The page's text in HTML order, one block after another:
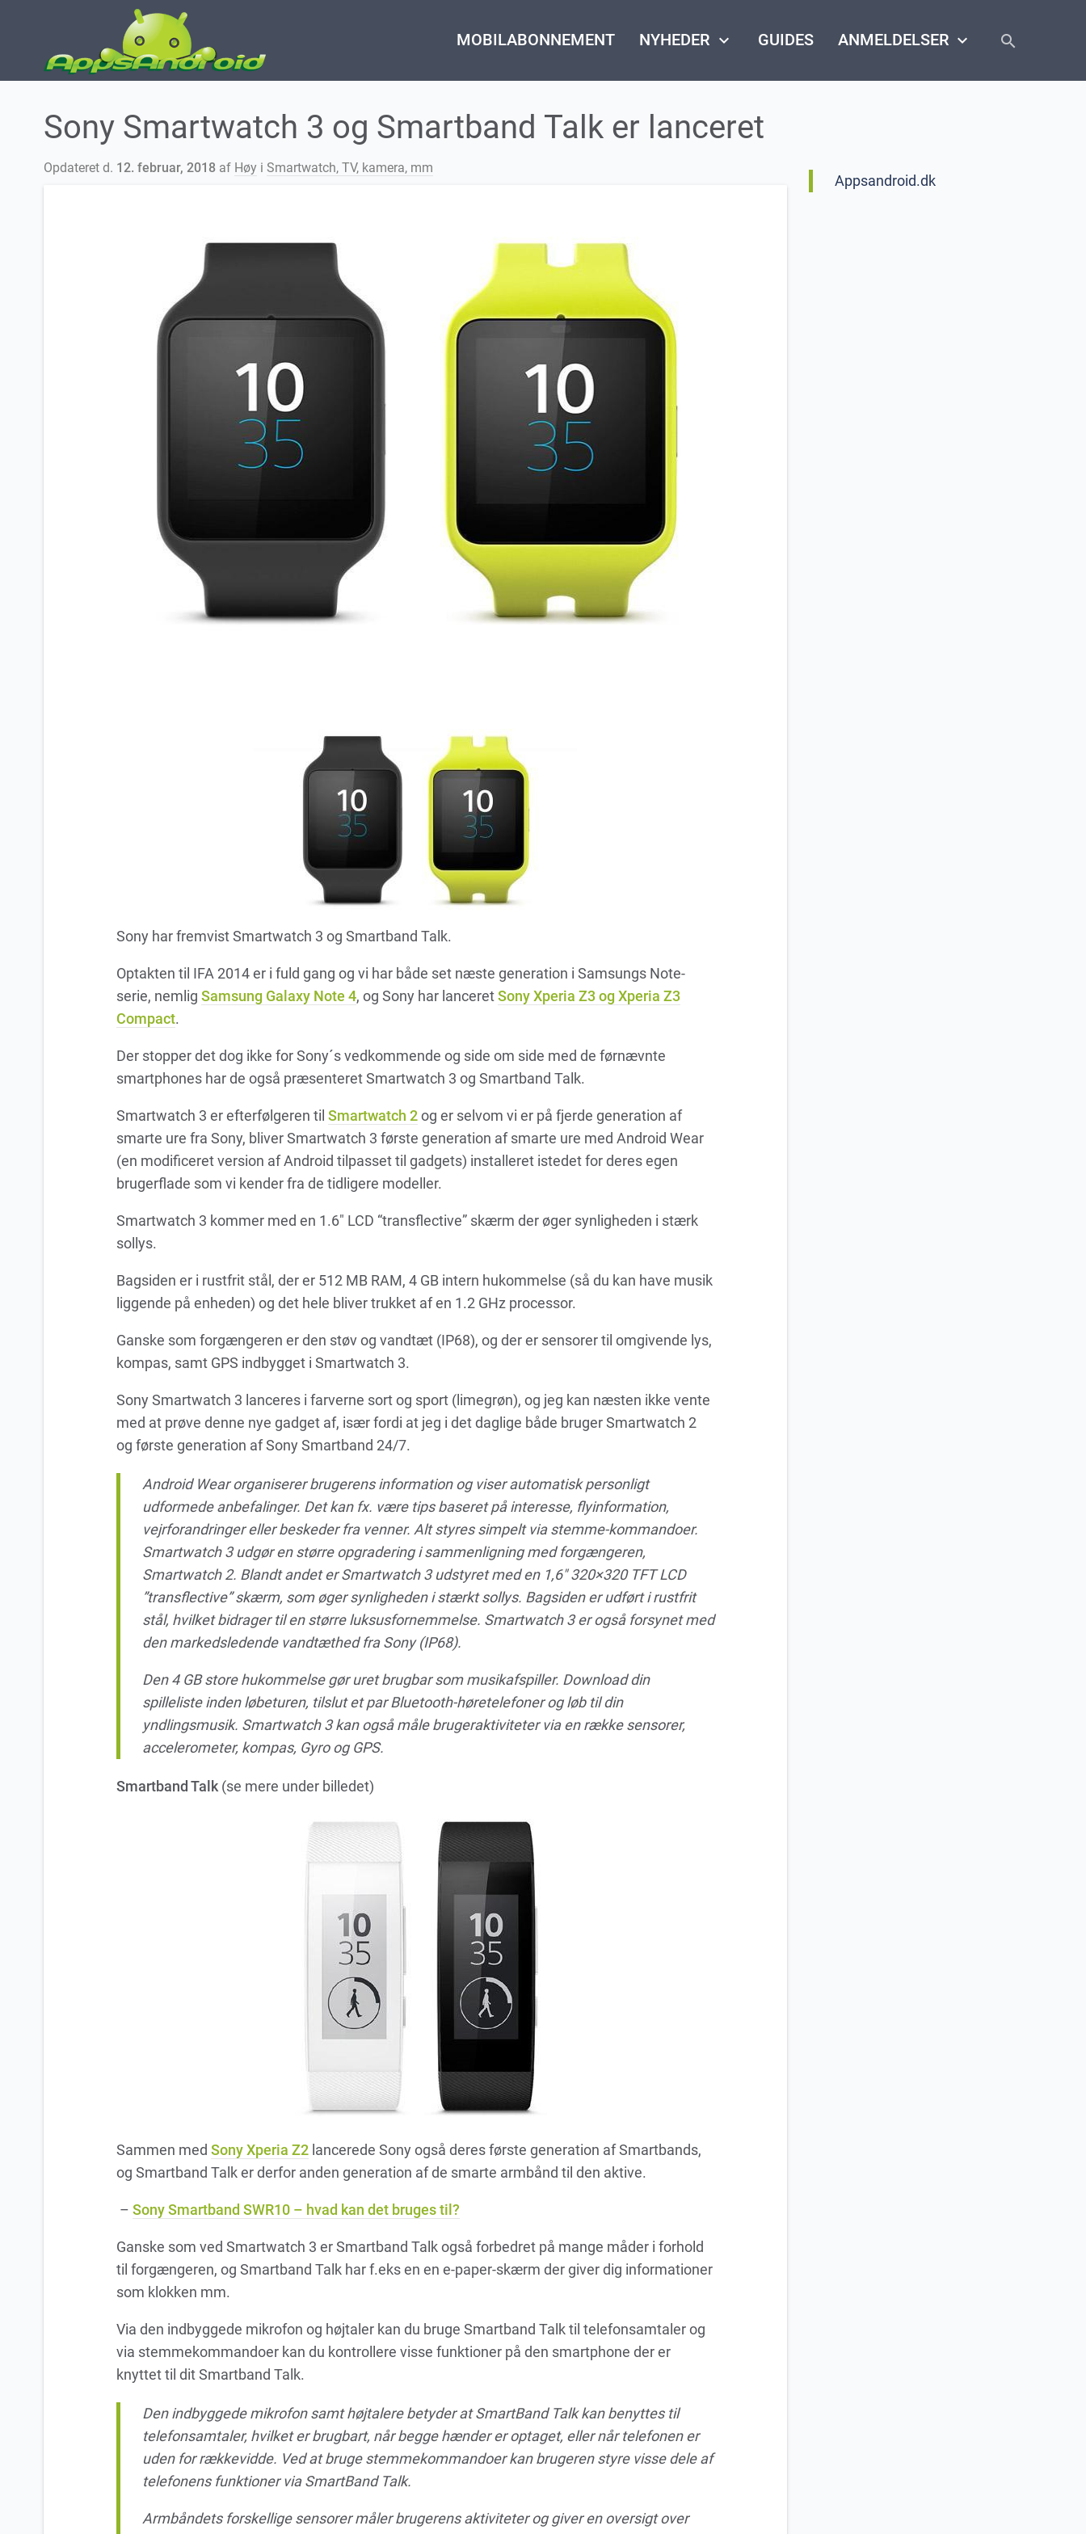
MOBILABONNEMENT NYHEDER keyboard_arrow_down GUIDES ANMELDELSER keyboard_arrow_down search
close
Sony Smartwatch 3 og Smartband Talk er lanceret
Opdateret d. 12. februar, 2018af Høyi Smartwatch, TV, kamera, mm
Sony har fremvist Smartwatch 3 og Smartband Talk.
Optakten til IFA 2014 er i fuld gang og vi har både set næste generation i Samsungs Note-
serie, nemlig Samsung Galaxy Note 4, og Sony har lanceretSony Xperia Z3 og Xperia Z3
Compact.
Der stopper det dog ikke for Sony´s vedkommende og side om side med de førnævnte
smartphones har de også præsenteret Smartwatch 3 og Smartband Talk.
Smartwatch 3 er efterfølgeren til Smartwatch 2og er selvom vi er på fjerde generation af
smarte ure fra Sony, bliver Smartwatch 3 første generation af smarte ure med Android Wear
(en modificeret version af Android tilpasset til gadgets) installeret istedet for deres egen
brugerflade som vi kender fra de tidligere modeller.
Smartwatch 3 kommer med en 1.6″ LCD “transflective” skærm der øger synligheden i stærk
sollys.
Bagsiden er i rustfrit stål, der er 512 MB RAM, 4 GB intern hukommelse (så du kan have musik
liggende på enheden) og det hele bliver trukket af en 1.2 GHz processor.
Ganske som forgængeren er den støv og vandtæt (IP68), og der er sensorer til omgivende lys,
kompas, samt GPS indbygget i Smartwatch 3.
Sony Smartwatch 3 lanceres i farverne sort og sport (limegrøn), og jeg kan næsten ikke vente
med at prøve denne nye gadget af, især fordi at jeg i det daglige både bruger Smartwatch 2
og første generation af Sony Smartband 24/7.
Android Wear organiserer brugerens information og viser automatisk personligt
udformede anbefalinger. Det kan fx. være tips baseret på interesse, flyinformation,
vejrforandringer eller beskeder fra venner. Alt styres simpelt via stemme-kommandoer.
Smartwatch 3 udgør en større opgradering i sammenligning med forgængeren,
Smartwatch 2. Blandt andet er Smartwatch 3 udstyret med en 1,6″ 320×320 TFT LCD
”transflective” skærm, som øger synligheden i stærkt sollys. Bagsiden er udført i rustfrit
stål, hvilket bidrager til en større luksusfornemmelse. Smartwatch 3 er også forsynet med
den markedsledende vandtæthed fra Sony (IP68).
Den 4 GB store hukommelse gør uret brugbar som musikafspiller. Download din
spilleliste inden løbeturen, tilslut et par Bluetooth-høretelefoner og løb til din
yndlingsmusik. Smartwatch 3 kan også måle brugeraktiviteter via en række sensorer,
accelerometer, kompas, Gyro og GPS.
Smartband Talk (se mere under billedet)
Sammen med Sony Xperia Z2lancerede Sony også deres første generation af Smartbands,
og Smartband Talk er derfor anden generation af de smarte armbånd til den aktive.
– Sony Smartband SWR10 – hvad kan det bruges til?
Ganske som ved Smartwatch 3 er Smartband Talk også forbedret på mange måder i forhold
til forgængeren, og Smartband Talk har f.eks en en e-paper-skærm der giver dig informationer
som klokken mm.
Via den indbyggede mikrofon og højtaler kan du bruge Smartband Talk til telefonsamtaler og
via stemmekommandoer kan du kontrollere visse funktioner på den smartphone der er
knyttet til dit Smartband Talk.
Den indbyggede mikrofon samt højtalere betyder at SmartBand Talk kan benyttes til
telefonsamtaler, hvilket er brugbart, når begge hænder er optaget, eller når telefonen er
uden for rækkevidde. Ved at bruge stemmekommandoer kan brugeren styre visse dele af
telefonens funktioner via SmartBand Talk.
Armbåndets forskellige sensorer måler brugerens aktiviteter og giver en oversigt over
Appsandroid.dk